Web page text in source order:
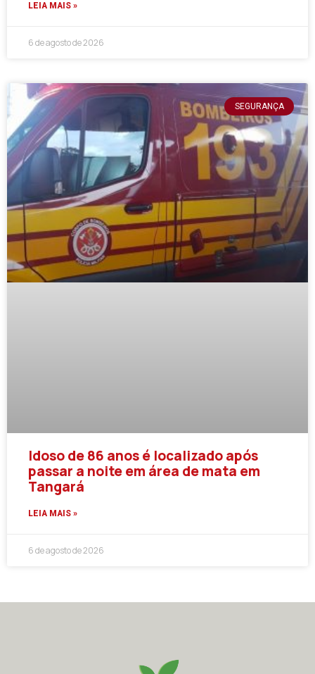
LEIA MAIS »
6 de agosto de 2026
SEGURANÇA
Idoso de 86 anos é localizado após
passar a noite em área de mata em
Tangará
LEIA MAIS »
6 de agosto de 2026